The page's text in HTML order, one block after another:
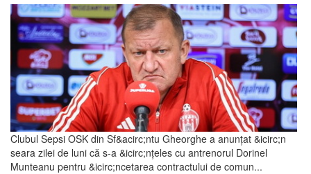
Clubul Sepsi OSK din Sf&acirc;ntu Gheorghe a anunțat &icirc;n
seara zilei de luni că s-a &icirc;nțeles cu antrenorul Dorinel
Munteanu pentru &icirc;ncetarea contractului de comun...